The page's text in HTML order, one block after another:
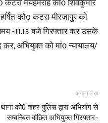
कटरा मयहमराह का0 शिवकुमार
हर्षित को0 कटरा मीरजापुर को
-11.15 बजे गिरफ्तार कर उसके
अभियुक्त को मां0 न्यायालय/
अगला लेख
थाना को0 शहर पुलिस द्वारा अभियोग से
सम्बन्धित वांछित अभियुक्त गिरफ्तार-